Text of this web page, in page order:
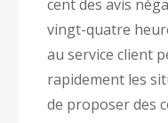
cent des avis
vingt-quatre
au service client
rapidement les
de proposer des